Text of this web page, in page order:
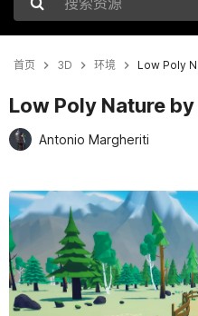
搜索资源
首页 3D 环境 Low Poly
Low Poly Nature
Antonio Margheriti
当前幻灯片：1 / 26